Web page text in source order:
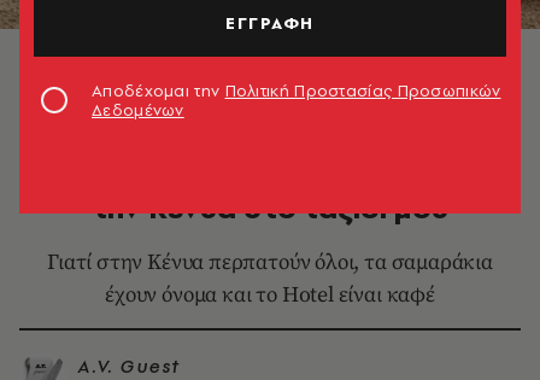
Ταξίδι στην Κένυα © Χάρης Νικολακάκης
την Κένυα στο ταξίδι μου
Γιατί στην Κένυα περπατούν όλοι, τα σαμαράκια
έχουν όνομα και το Hotel είναι καφέ
A.V. Guest
ΕΓΓΡΑΦΗ
Αποδέχομαι την Πολιτική Προστασίας Προσωπικών
Δεδομένων